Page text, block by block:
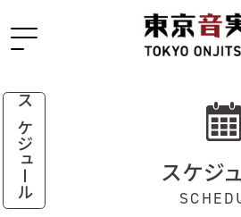
スケジュール スケジ